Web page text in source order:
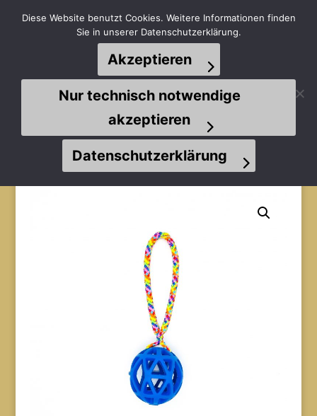
Seite wählen
Spielzeuge/Welpenspielis/ Nobster Gitterball
M (9 cm) Hollandtau Handschlaufe
Diese Website benutzt Cookies. Weitere Informationen finden
Sie in unserer Datenschutzerklärung.
Akzeptieren
Nur technisch notwendige
akzeptieren
Datenschutzerklärung